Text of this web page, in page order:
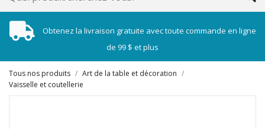
Obtenez la livraison gratuite avec toute commande en ligne
de 99 $ et plus
Tous nos produits / Art de la table et décoration /
Vaisselle et coutellerie